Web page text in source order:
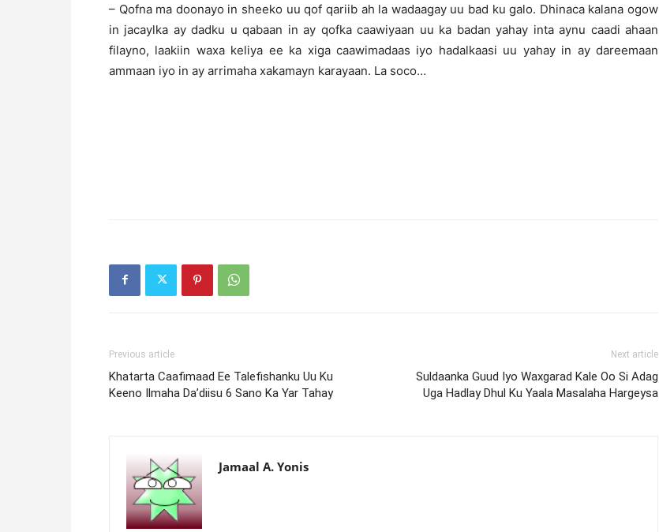
– Qofna ma doonayo in sheeko uu qof qariib ah la wadaagay uu bad ku galo. Dhinaca kalana ogow
in jacaylka ay dadku u qabaan in ay qofka caawiyaan uu ka badan yahay inta aynu caadi ahaan
filayno, laakiin waxa keliya ee ka xiga caawimadaas iyo hadalkaasi uu yahay in ay dareemaan
ammaan iyo in ay arrimaha xakamayn karayaan. La soco…
Previous article
Khatarta Caafimaad Ee Talefishanku Uu Ku
Keeno Ilmaha Da’diisu 6 Sano Ka Yar Tahay
Next article
Suldaanka Guud Iyo Waxgarad Kale Oo Si Adag
Uga Hadlay Dhul Ku Yaala Masalaha Hargeysa
Jamaal A. Yonis